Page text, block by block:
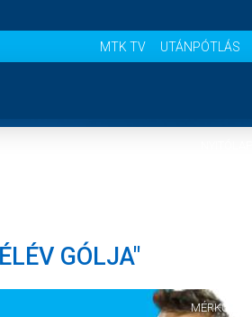
MTK TV UTÁNPÓTLÁS
GÓLJA"